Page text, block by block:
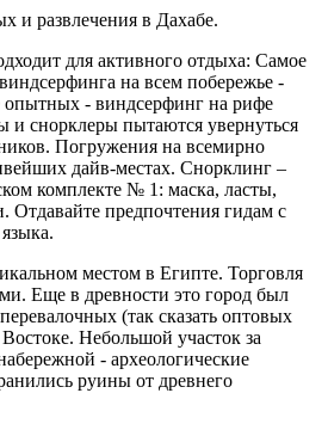
развлечения в Дахабе.
для активного отдыха: Самое
на всем побережье -
опытных - виндсерфинг на рифе
и снорклеры пытаются увернуться
Погружения на всемирно
дайв-местах. Снорклинг –
комплекте № 1: маска, ласты,
Отдавайте предпочтения гидам с
местом в Египте. Торговля
Еще в древности это город был
(так сказать оптовых
Небольшой участок за
- археологические
руины от древнего